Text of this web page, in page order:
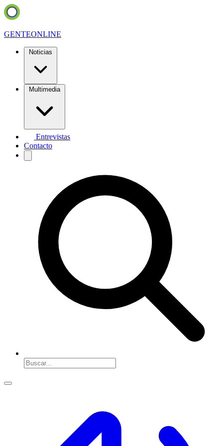
GENTEONLINE
Noticias
Multimedia
Entrevistas
Contacto